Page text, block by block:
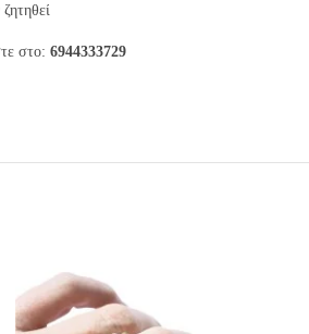
στο: 6944333729